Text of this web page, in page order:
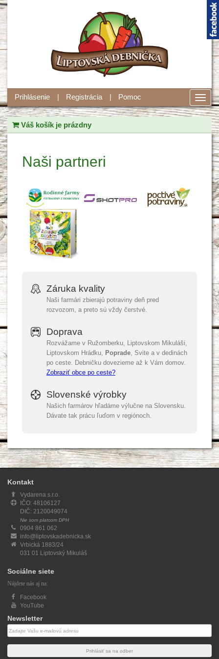
Prihlásenie Registrácia Pomoc
Váš košík je prázdny
Naši partneri
Záruka kvality
Naši farmári zbierajú potraviny deň pred
rozvozom, a preto sú vždy čerstvé.
Doprava
Rozvážame v Ružomberku, Liptovskom Mikuláši,
Liptovskom Hrádku, Poprade, Svite a v dedinách
po ceste. Debničku dovezieme až k Vám domov.
Zobraziť obce po ceste?
Slovenské výrobky
Našich farmárov hľadáme výlučne na Slovensku.
Dávate tak prácu ľuďom v regiónoch.
Kontakt
Vydarena s.r.o.
IČO: 48106127
DIČ: 2120049074
Nie som platcom DPH
0904 861 062
info@liptovskadebnicka.sk
Vrbická 1883/24
031 01 Liptovský Mikuláš
Sociálne siete
Nájdete nás aj na:
Facebook
YouTube
Newsletter
Newsletter
email